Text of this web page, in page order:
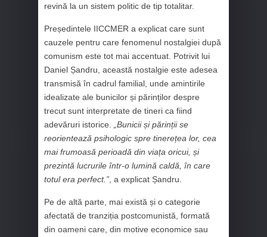
revină la un sistem politic de tip totalitar.
Președintele IICCMER a explicat care sunt
cauzele pentru care fenomenul nostalgiei după
comunism este tot mai accentuat. Potrivit lui
Daniel Șandru, această nostalgie este adesea
transmisă în cadrul familial, unde amintirile
idealizate ale bunicilor și părinților despre
trecut sunt interpretate de tineri ca fiind
adevăruri istorice.
„Bunicii și părinții se
reorientează psihologic spre tinerețea lor, cea
mai frumoasă perioadă din viața oricui, și
prezintă lucrurile într-o lumină caldă, în care
totul era perfect.” , a explicat Șandru.
Pe de altă parte, mai există și o categorie
afectată de tranziția postcomunistă, formată
din oameni care, din motive economice sau